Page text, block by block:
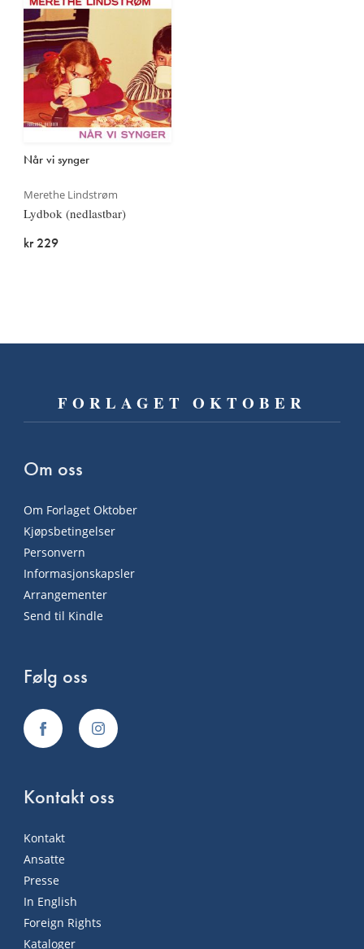
Når vi synger
Merethe Lindstrøm
Lydbok (nedlastbar)
kr 229
FORLAGET OKTOBER
Om oss
Om Forlaget Oktober
Kjøpsbetingelser
Personvern
Informasjonskapsler
Arrangementer
Send til Kindle
Følg oss
Kontakt oss
Kontakt
Ansatte
Presse
In English
Foreign Rights
Kataloger